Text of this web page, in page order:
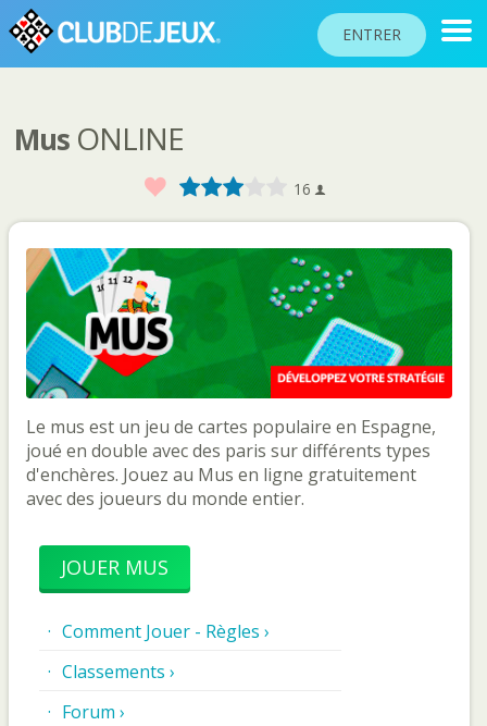
ENTRER
CLASSEMENTS
COMMUNAUTÉ
AIDE
PASSEPORT
JOUER
Langue du site
Mus ONLINE
Favoris 5
2
1 16
Le mus est un jeu de cartes populaire en Espagne,
joué en double avec des paris sur différents types
d'enchères. Jouez au Mus en ligne gratuitement
avec des joueurs du monde entier.
JOUER MUS
Comment Jouer - Règles ›
Classements ›
Forum ›